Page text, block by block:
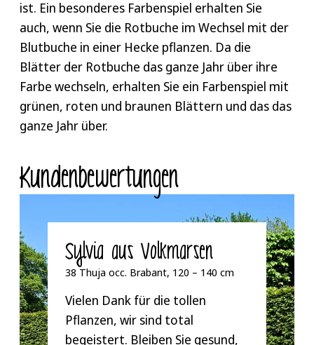
im heißen Sommer. Mehr Informationen gibt es
in unserem
Heckenratgeber.
ist. Ein besonderes Farbenspiel erhalten Sie
auch, wenn Sie die Rotbuche im Wechsel mit der
Blutbuche in einer Hecke pflanzen. Da die
Blätter der Rotbuche das ganze Jahr über ihre
Farbe wechseln, erhalten Sie ein Farbenspiel mit
grünen, roten und braunen Blättern und das das
ganze Jahr über.
Kunden­bewertungen
Sylvia aus Volkmarsen
38 Thuja occ. Brabant, 120 – 140 cm
Vielen Dank für die tollen
Pflanzen, wir sind total
begeistert. Bleiben Sie gesund,